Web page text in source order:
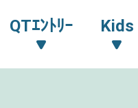
QTｴﾝﾄﾘｰ Kids